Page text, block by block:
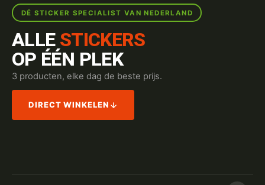
DÉ STICKER SPECIALIST VAN NEDERLAND
ALLE STICKERS
OP ÉÉN PLEK
3 producten, elke dag de beste prijs.
DIRECT WINKELEN